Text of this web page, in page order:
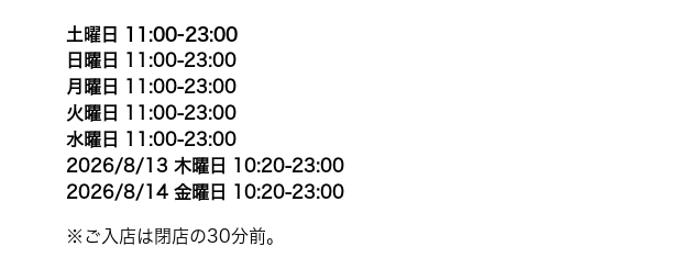
土曜日 11:00-23:00
日曜日 11:00-23:00
月曜日 11:00-23:00
火曜日 11:00-23:00
水曜日 11:00-23:00
2026/8/13 木曜日 10:20-23:00
2026/8/14 金曜日 10:20-23:00
※ご入店は閉店の30分前。